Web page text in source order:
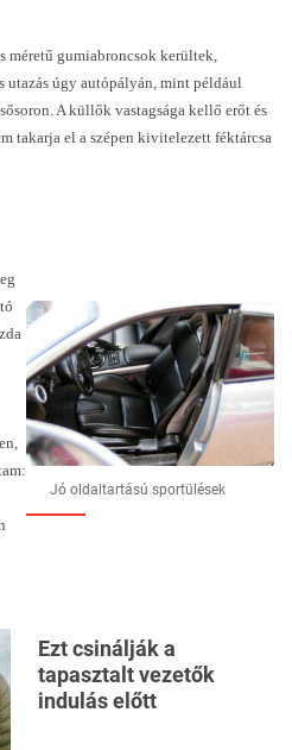
gumiabroncsok kerültek,
úgy autópályán, mint például
A küllők vastagsága kellő erőt és
takarja el a szépen kivitelezett féktárcsa
Jó oldaltartású sportülések
Ezt csinálják a
tapasztalt vezetők
indulás előtt